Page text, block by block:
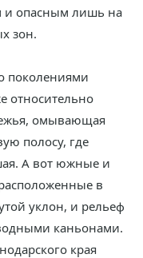
и опасным лишь на
зон.
поколениями
относительно
омывающая
полосу, где
А вот южные и
в
уклон, и рельеф
каньонами.
края